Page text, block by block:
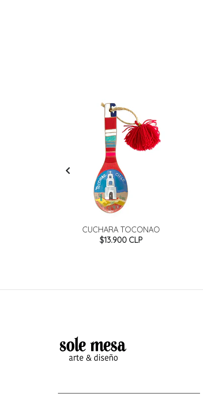
CUCHARA TOCONAO
$13.900 CLP